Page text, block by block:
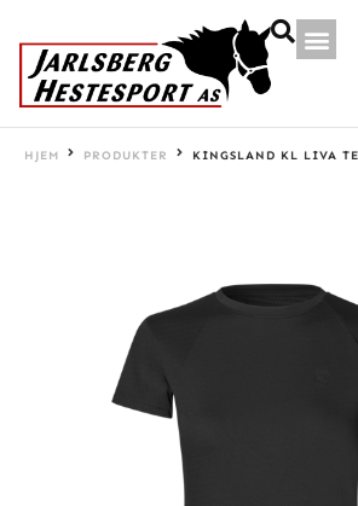
HJEM PRODUKTER KINGSLAND KL LIVA